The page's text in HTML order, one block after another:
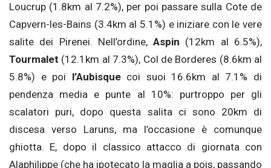
Loucrup (1.8km al 7.2%), per poi passare sulla Cote de
Capvern-les-Bains (3.4km al 5.1%) e iniziare con le vere
salite dei Pirenei. Nell’ordine,Aspin (12km al 6.5%),
Tourmalet (12.1km al 7.3%), Col de Borderes (8.6km al
5.8%) e poi l’Aubisquecoi suoi 16.6km al 7.1% di
pendenza media e punte al 10%: purtroppo per gli
scalatori puri, dopo questa salita ci sono 20km di
discesa verso Laruns, ma l’occasione è comunque
ghiotta. E, dopo il classico attacco di giornata con
Alaphilippe (che ha ipotecato la maglia a pois, passando